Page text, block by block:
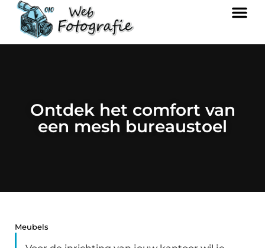
Ontdek het comfort van
een mesh bureaustoel
Meubels